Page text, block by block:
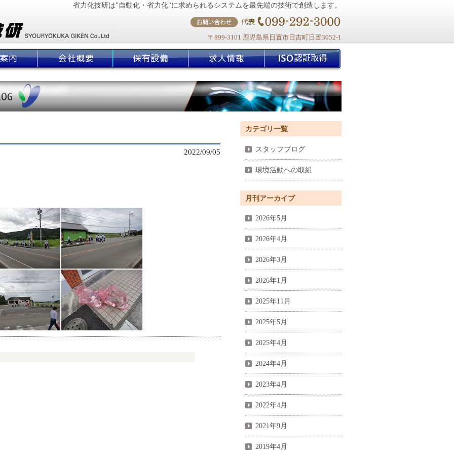
省力化技研は"自動化・省力化"に求められるシステムを最先端の技術で創造します。
〒899-3101 鹿児島県日置市日吉町日置3052-1
カテゴリ一覧
スタッフブログ
環境活動への取組
月刊アーカイブ
2026年5月
2026年4月
2026年3月
2026年1月
2025年11月
2025年5月
2025年4月
2024年4月
2023年4月
2022年4月
2021年9月
2019年4月
2022/09/05